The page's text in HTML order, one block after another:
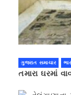
ગુજરાત સમાચાર
તમારા ઘરમાં